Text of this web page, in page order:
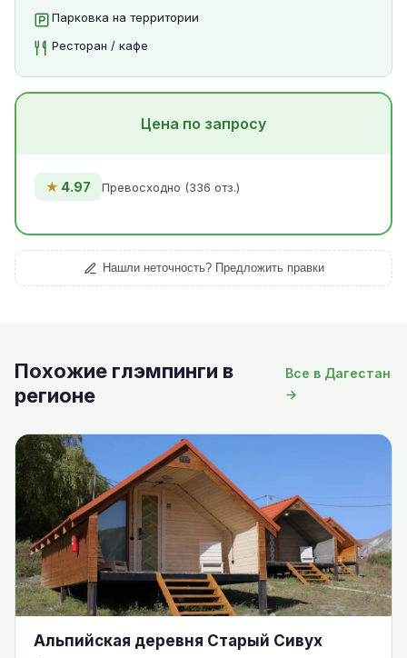
Парковка на территории
Ресторан / кафе
Цена по запросу
★ 4.97 Превосходно (336 отз.)
Нашли неточность? Предложить правки
Похожие глэмпинги в
регионе
Все в Дагестан
→
Альпийская деревня Старый Сивух